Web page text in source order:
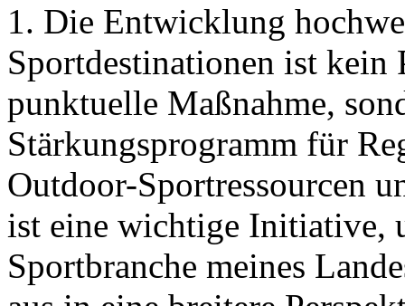
1. Die Entwicklung
Sportdestinationen ist kein
punktuelle Maßnahme,
Stärkungsprogramm für
Outdoor-Sportressourcen
ist eine wichtige Initiative,
Sportbranche meines